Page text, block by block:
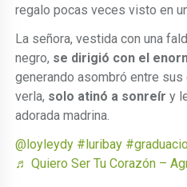
regalo pocas veces visto en
La señora, vestida con una
negro, se dirigió con el
generando asombró entre sus
verla, solo atinó a sonreír y
adorada madrina.
@loyleydy #luribay
♬ Quiero Ser Tu Corazón –